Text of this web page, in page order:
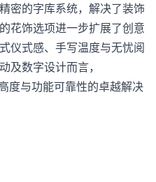
密的字库系统，解决了装饰
花饰选项进一步扩展了创意
仪式感、手写温度与无忧阅
及数字设计而言，
度与功能可靠性的卓越解决